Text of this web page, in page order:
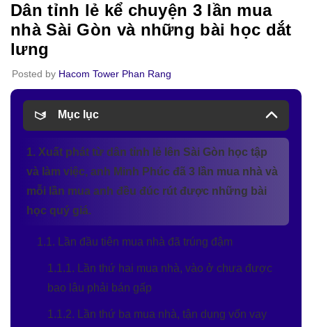
Dân tỉnh lẻ kể chuyện 3 lần mua
nhà Sài Gòn và những bài học dắt
lưng
Posted by Hacom Tower Phan Rang
Mục lục
1. Xuất phát từ dân tỉnh lẻ lên Sài Gòn học tập
và làm việc, anh Minh Phúc đã 3 lần mua nhà và
mỗi lần mua anh đều đúc rút được những bài
học quý giá.
1.1. Lần đầu tiên mua nhà đã trúng đậm
1.1.1. Lần thứ hai mua nhà, vào ở chưa được
bao lâu phải bán gấp
1.1.2. Lần thứ ba mua nhà, tận dụng vốn vay